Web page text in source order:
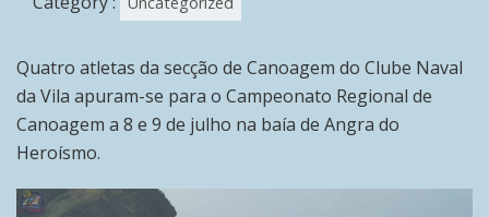
Quatro atletas da secção de Canoagem do Clube Naval
da Vila apuram-se para o Campeonato Regional de
Canoagem a 8 e 9 de julho na baía de Angra do
Heroísmo.